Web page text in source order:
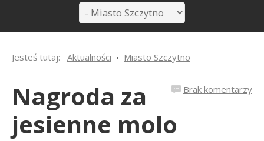
Jesteś tutaj: Aktualności Miasto Szczytno
Brak komentarzy
Nagroda za
jesienne molo